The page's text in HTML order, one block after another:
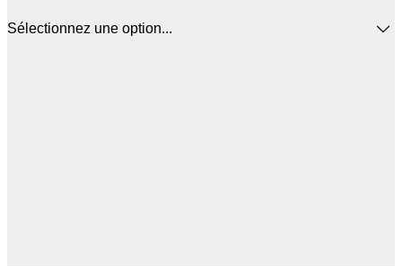
Sélectionnez une option...